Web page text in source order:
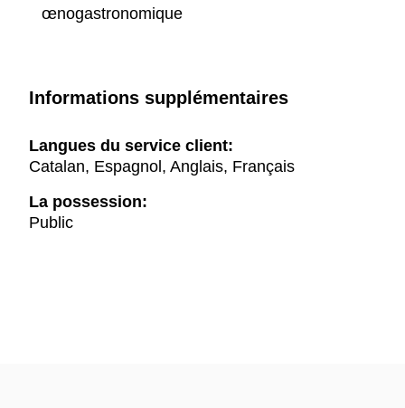
œnogastronomique
Informations supplémentaires
Langues du service client:
Catalan, Espagnol, Anglais, Français
La possession:
Public